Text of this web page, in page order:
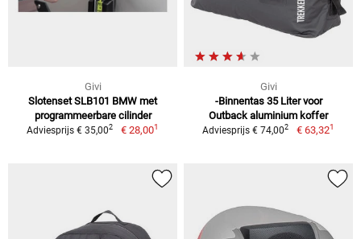
Givi
Slotenset SLB101 BMW met
programmeerbare cilinder
Adviesprijs € 35,002 € 28,001
Givi
-Binnentas 35 Liter voor
Outback aluminium koffer
Adviesprijs € 74,002 € 63,321